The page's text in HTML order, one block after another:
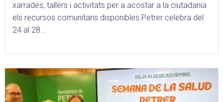
xarrades, tallers i activitats per a acostar a la ciutadania
els recursos comunitaris disponibles Petrer celebra del
24 al 28...